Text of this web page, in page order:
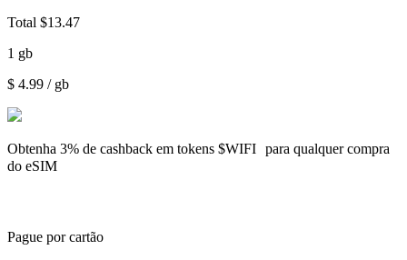
Total $13.47
1 gb
$ 4.99 / gb
Obtenha 3% de cashback em tokens $WIFI para qualquer compra
do eSIM
Pague por cartão